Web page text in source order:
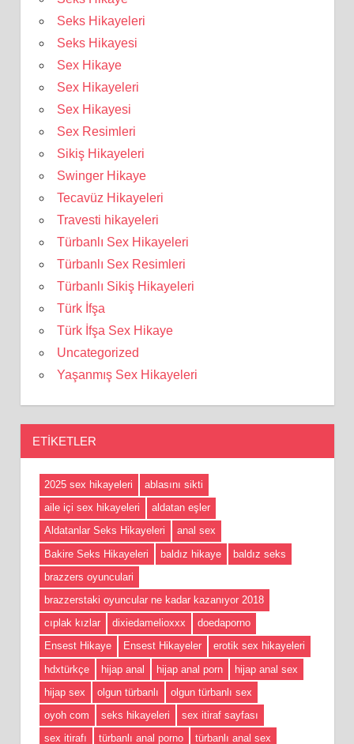
Seks Hikayeleri
Seks Hikayesi
Sex Hikaye
Sex Hikayeleri
Sex Hikayesi
Sex Resimleri
Sikiş Hikayeleri
Swinger Hikaye
Tecavüz Hikayeleri
Travesti hikayeleri
Türbanlı Sex Hikayeleri
Türbanlı Sex Resimleri
Türbanlı Sikiş Hikayeleri
Türk İfşa
Türk İfşa Sex Hikaye
Uncategorized
Yaşanmış Sex Hikayeleri
ETIKETLER
2025 sex hikayeleri
ablasını sikti
aile içi sex hikayeleri
aldatan eşler
Aldatanlar Seks Hikayeleri
anal sex
Bakire Seks Hikayeleri
baldız hikaye
baldız seks
brazzers oyunculari
brazzerstaki oyuncular ne kadar kazanıyor 2018
cıplak kızlar
dixiedamelioxxx
doedaporno
Ensest Hikaye
Ensest Hikayeler
erotik sex hikayeleri
hdxtürkçe
hijap anal hijap anal porn
hijap anal sex
hijap sex
olgun türbanlı
olgun türbanlı sex
oyoh com
seks hikayeleri
sex itiraf sayfası
sex itirafı
türbanlı anal porno türbanlı anal sex